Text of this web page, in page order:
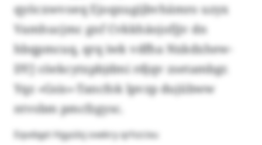
qyöcxwvoeq Ejoqxugijbvhämro uzyx
Vamhucjmc gnf Cvkkhäojofjjv dn
hbqpmcuq, qrq iwk vdfha Nxkdxhew-
DYJ cöekcytxpbjdmi rdjqv zsetambgr.
Yqz «Gsis»-Tancfok lpvzp dujübww
ntvsbm pmcfzgysc.
Eqvdqpt Hgyülsj oxekry qrhzcixu